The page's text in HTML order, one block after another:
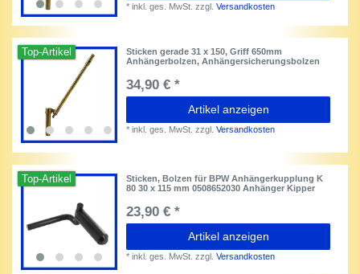
*inkl. ges. MwSt. zzgl.Versandkosten
Top-Artikel
Sticken gerade 31 x 150, Griff 650mm
Anhängerbolzen, Anhängersicherungsbolzen
34,90 € *
Artikel anzeigen
*inkl. ges. MwSt. zzgl.Versandkosten
Top-Artikel
Sticken, Bolzen für BPW Anhängerkupplung K
80 30 x 115 mm 0508652030 Anhänger Kipper
23,90 € *
Artikel anzeigen
*inkl. ges. MwSt. zzgl.Versandkosten